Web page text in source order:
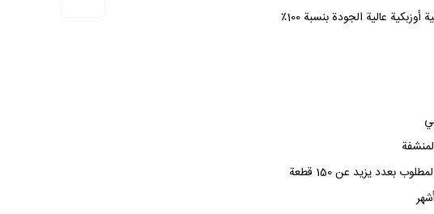
عالية الجودة بنسبة 100٪
بعدد يزيد عن 150 قطعة